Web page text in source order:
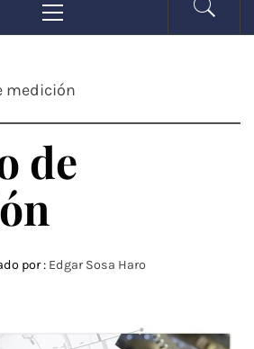
principal
medición
de
por : Edgar Sosa Haro